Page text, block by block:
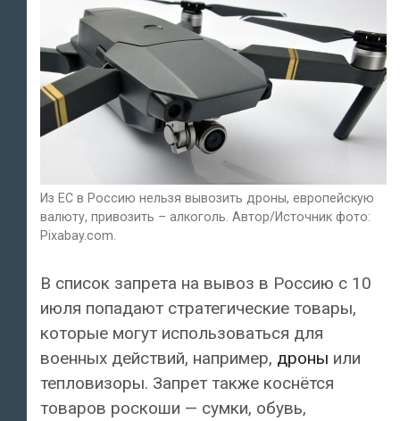
тюрьмы
Из ЕС в Россию нельзя вывозить дроны, европейскую
валюту, привозить – алкоголь. Автор/Источник фото:
Pixabay.com.
В список запрета на вывоз в Россию с 10
июля попадают стратегические товары,
которые могут использоваться для
военных действий, например, дроны или
тепловизоры. Запрет также коснётся
товаров роскоши — сумки, обувь,